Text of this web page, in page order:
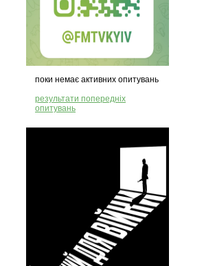
поки немає активних опитувань
результати попередніх
опитувань